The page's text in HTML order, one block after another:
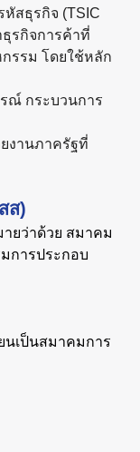
สธุรกิจ (TSIC
รกิจการค้าที่
รรม โดยใช้หลัก
ณ์ กระบวนการ
งานภาครัฐที่
ส)
ยว่าด้วย สมาคม
การประกอบ
นเป็นสมาคมการ